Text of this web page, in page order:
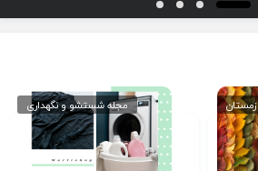
مجله شستشو و نگهداری